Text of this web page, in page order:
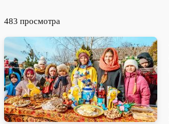
483 просмотра